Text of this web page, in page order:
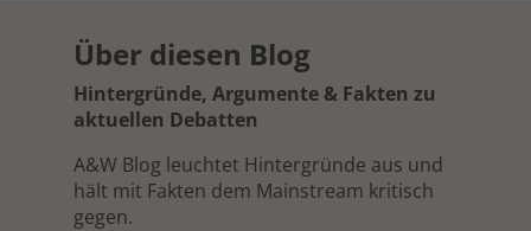
Über diesen Blog
Hintergründe, Argumente & Fakten zu
aktuellen Debatten
A&W Blog leuchtet Hintergründe aus und
hält mit Fakten dem Mainstream kritisch
gegen.